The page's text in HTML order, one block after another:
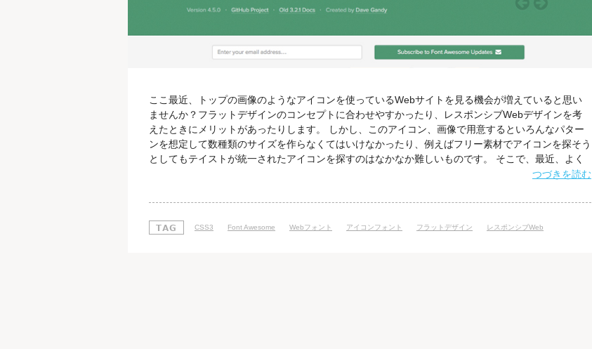
ここ最近、トップの画像のようなアイコンを使っているWebサイトを見る機会が増えていると思い
ませんか？フラットデザインのコンセプトに合わせやすかったり、レスポンシブWebデザインを考
えたときにメリットがあったりします。 しかし、このアイコン、画像で用意するといろんなパター
ンを想定して数種類のサイズを作らなくてはいけなかったり、例えばフリー素材でアイコンを探そう
としてもテイストが統一されたアイコンを探すのはなかなか難しいものです。 そこで、最近、よく
使われるようになってきているアイコンフォントをご紹介したいと思います。特に今回は、
ォント」と言えば当然、文字の書体や大きさなどを決めた文
つづきを読む
CSS3 Font Awesome Webフォント アイコンフォント フラットデザイン レスポンシブWeb